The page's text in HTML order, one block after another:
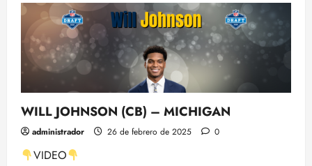
OFFSEASON
Y
NFC
NORTE
–
ACTUALIDAD
NFL-
WILL JOHNSON (CB) – MICHIGAN
administrador 26 de febrero de 2025 0
VIDEO